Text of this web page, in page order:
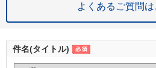
よくあるご質問は
件名(タイトル)